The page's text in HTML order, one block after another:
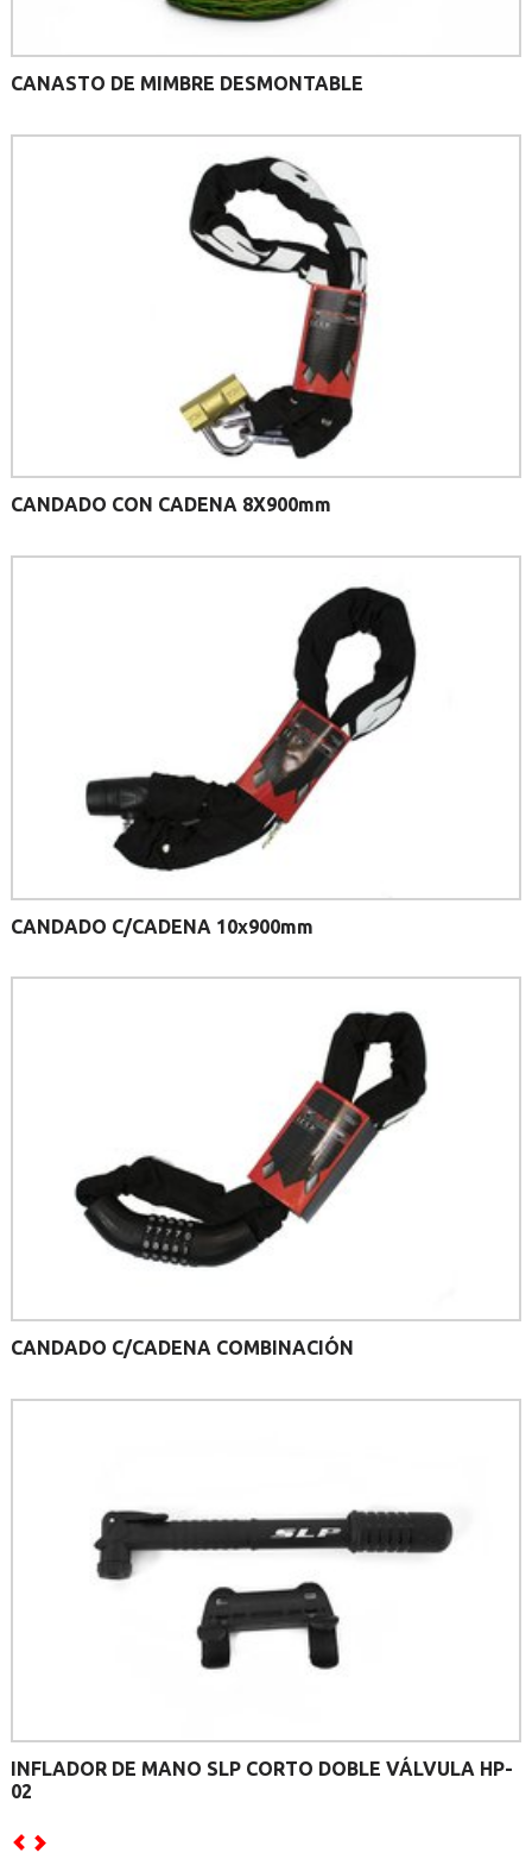
CANASTO DE MIMBRE DESMONTABLE
CANDADO CON CADENA 8X900mm
CANDADO C/CADENA 10x900mm
CANDADO C/CADENA COMBINACIÓN
INFLADOR DE MANO SLP CORTO DOBLE VÁLVULA HP-
02